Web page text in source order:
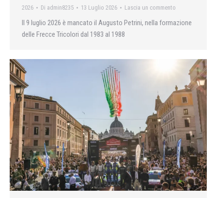
2026 Di admin8235 13 Luglio 2026 Lascia un commento
Il 9 luglio 2026 è mancato il Augusto Petrini, nella formazione
delle Frecce Tricolori dal 1983 al 1988